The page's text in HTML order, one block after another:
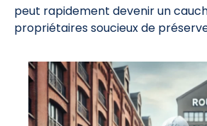
peut rapidement devenir un
propriétaires soucieux de